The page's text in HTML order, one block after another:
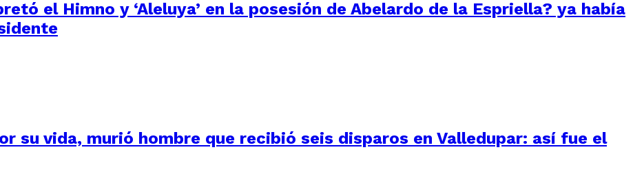
el Himno y ‘Aleluya’ en la posesión de Abelardo de la Espriella? ya había
su vida, murió hombre que recibió seis disparos en Valledupar: así fue el